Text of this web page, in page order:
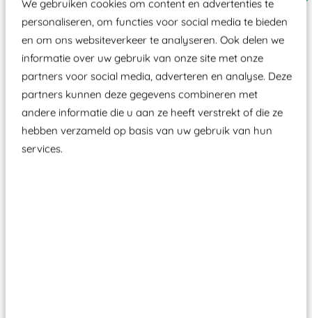
We gebruiken cookies om content en advertenties te
personaliseren, om functies voor social media te bieden
en om ons websiteverkeer te analyseren. Ook delen we
informatie over uw gebruik van onze site met onze
partners voor social media, adverteren en analyse. Deze
partners kunnen deze gegevens combineren met
andere informatie die u aan ze heeft verstrekt of die ze
hebben verzameld op basis van uw gebruik van hun
services.